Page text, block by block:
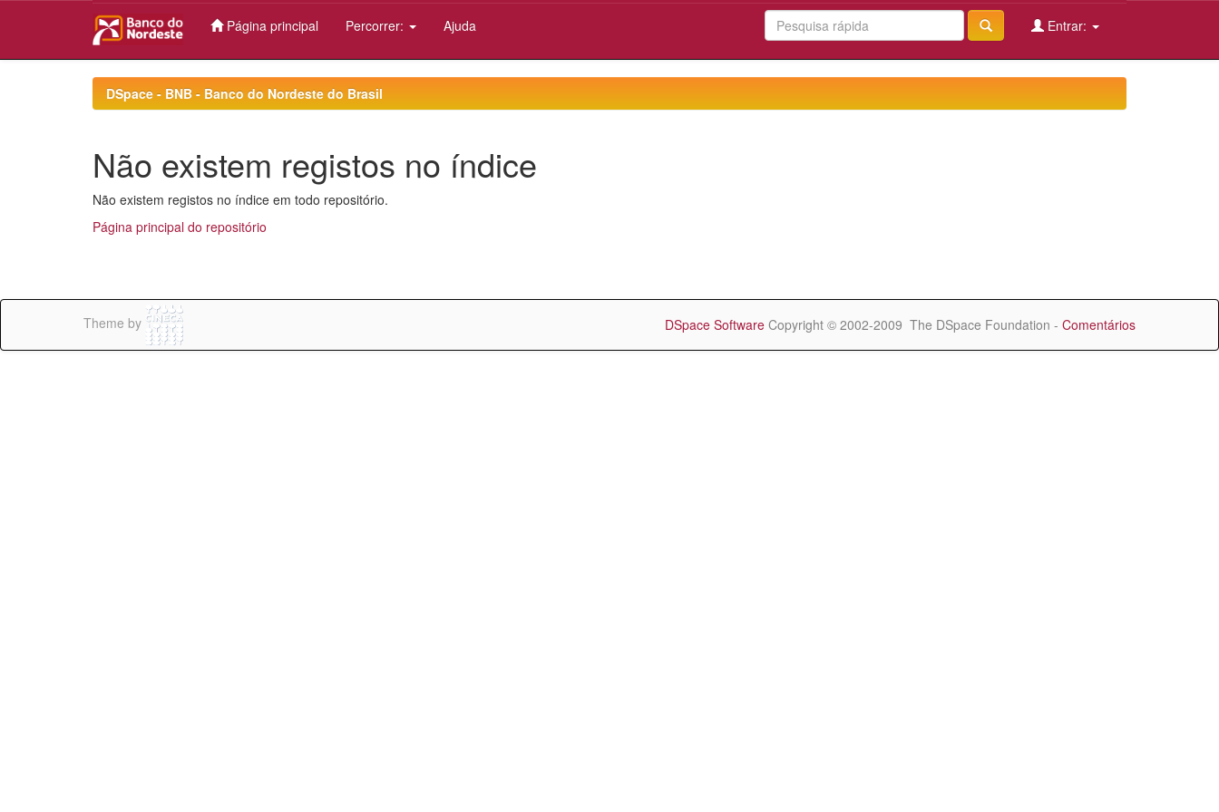
Página principal Percorrer: Ajuda Entrar:
DSpace - BNB - Banco do Nordeste do Brasil
Não existem registos no índice
Não existem registos no índice em todo repositório.
Página principal do repositório
Theme by DSpace Software Copyright © 2002-2009 The DSpace Foundation - Comentários